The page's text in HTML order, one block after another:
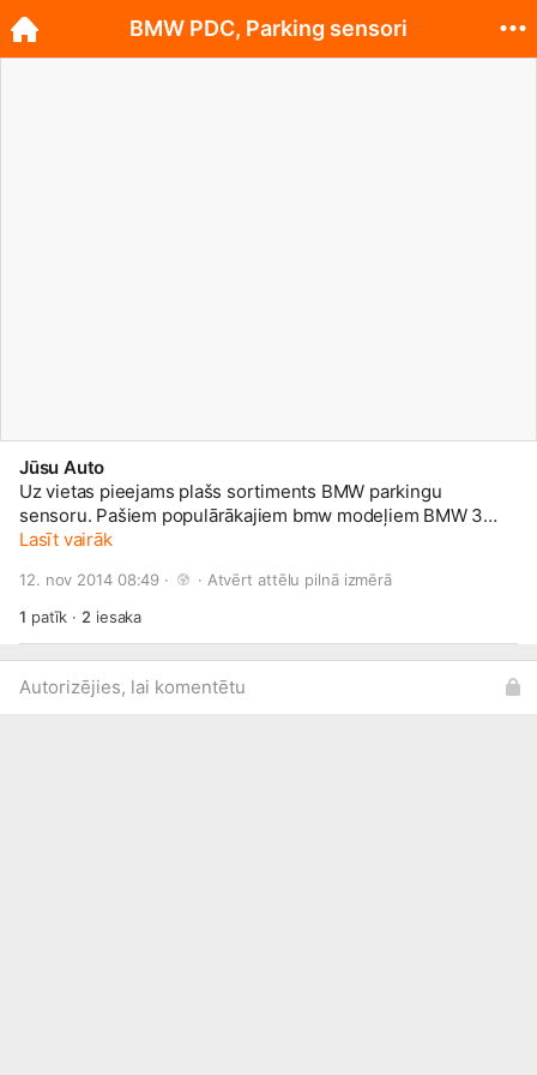
Jūsu Auto
Uz vietas pieejams plašs sortiments BMW parkingu
sensoru. Pašiem populārākajiem bmw modeļiem BMW 3
E46, BMW 3 E90, E91, E92, BMW 5 E39, E60, E61, X1 E84, X3
www.jusuauto.lv/news/show/28
Lasīt vairāk
12. nov 2014 08:49 · · Atvērt attēlu pilnā izmērā
1 patīk · 2 iesaka
Autorizējies, lai komentētu
BMW PDC, Parking sensori